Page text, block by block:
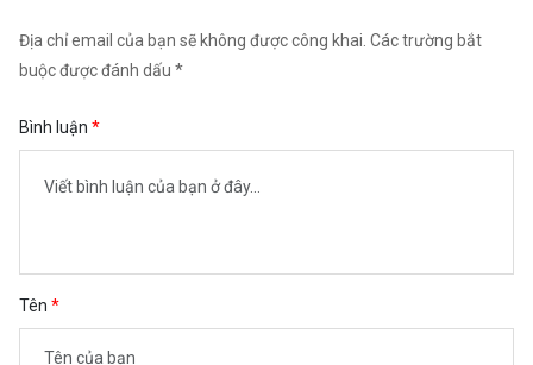
Địa chỉ email của bạn sẽ không được công khai. Các trường bắt
buộc được đánh dấu *
Bình luận
Tên